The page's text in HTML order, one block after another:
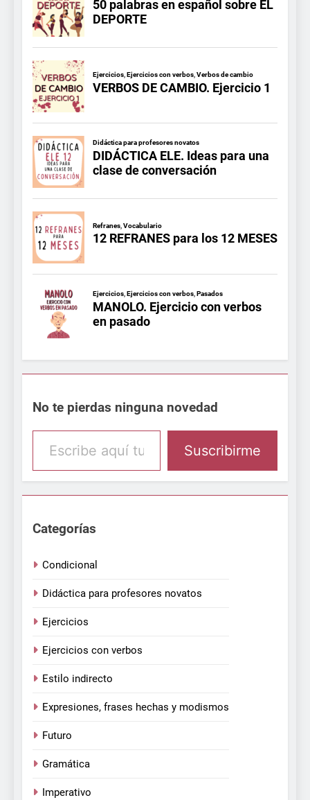
No te pierdas ninguna novedad
Escribe aquí tu email
Suscribirme
Categorías
Condicional
Didáctica para profesores novatos
Ejercicios
Ejercicios con verbos
Estilo indirecto
Expresiones, frases hechas y modismos
Futuro
Gramática
Imperativo